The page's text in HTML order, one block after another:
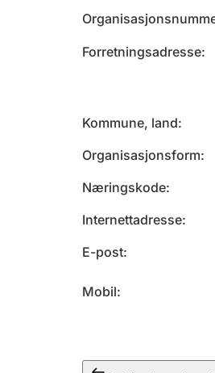
Forretningsadresse
Kommune, land
Organisasjonsform
Næringskode
Internettadresse
E-post
Mobil